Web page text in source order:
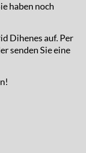
haben noch
Dihenes auf. Per
senden Sie eine